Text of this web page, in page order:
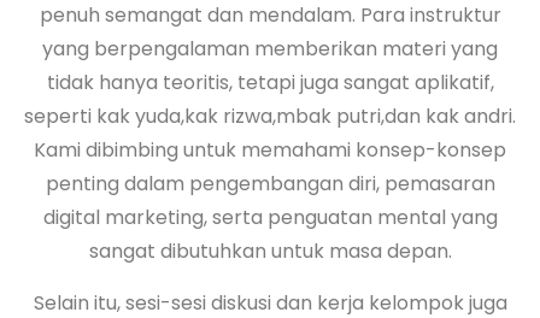
penuh semangat dan mendalam. Para instruktur
yang berpengalaman memberikan materi yang
tidak hanya teoritis, tetapi juga sangat aplikatif,
seperti kak yuda,kak rizwa,mbak putri,dan kak andri.
Kami dibimbing untuk memahami konsep-konsep
penting dalam pengembangan diri, pemasaran
digital marketing, serta penguatan mental yang
sangat dibutuhkan untuk masa depan.
Selain itu, sesi-sesi diskusi dan kerja kelompok juga